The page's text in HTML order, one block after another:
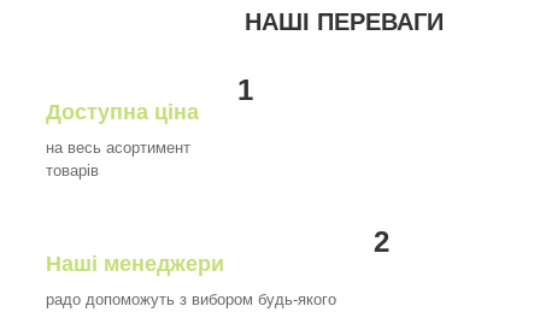
НАШІ ПЕРЕВАГИ
1
Доступна ціна
на весь асортимент
товарів
2
Наші менеджери
радо допоможуть з вибором будь-якого